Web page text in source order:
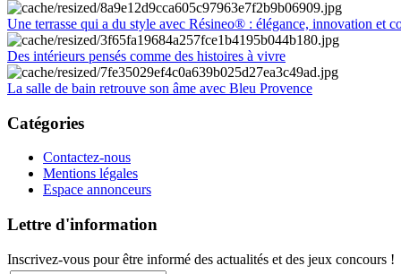
Une terrasse qui a du style avec Résineo® : élégance, innovation et
Des intérieurs pensés comme des histoires à vivre
La salle de bain retrouve son âme avec Bleu Provence
Catégories
Contactez-nous
Mentions légales
Espace annonceurs
Lettre d'information
Inscrivez-vous pour être informé des actualités et des jeux concours !